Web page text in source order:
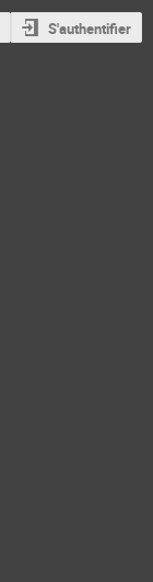
S'authentifier